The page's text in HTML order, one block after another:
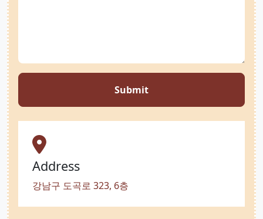
Submit
Address
강남구 도곡로 323, 6층